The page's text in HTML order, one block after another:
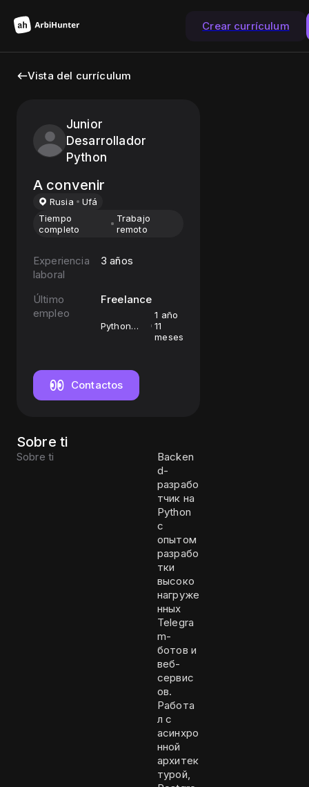
Crear currículum
Vista del currículum
Junior
Desarrollador
Python
A convenir
Rusia
Ufá
Tiempo
completo
Trabajo
remoto
Experiencia
laboral
3 años
Último
empleo
Freelance
Python
1 año
11
meses
Contactos
Sobre ti
Sobre ti
Backen
d-
разрабо
тчик на
Python
с
опытом
разрабо
тки
высоко
нагруже
нных
Telegra
m-
ботов и
веб-
сервис
ов.
Работа
л с
асинхро
нной
архитек
турой,